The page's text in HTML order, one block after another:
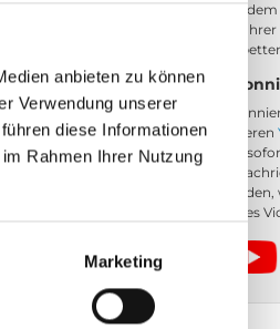
anbieten zu können
Verwendung unserer
diese Informationen
Rahmen Ihrer Nutzung
Marketing
mit
auf
unseren
um
neues